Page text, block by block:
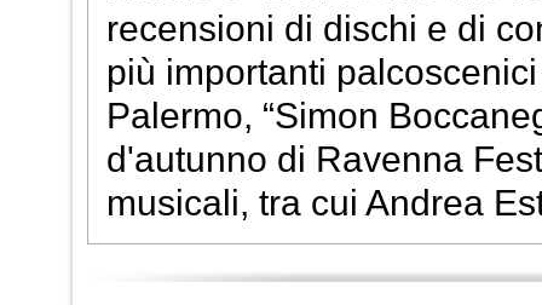
recensioni di dischi e di
più importanti
Palermo, “Simon
d'autunno di Ravenna
musicali, tra cui Andrea